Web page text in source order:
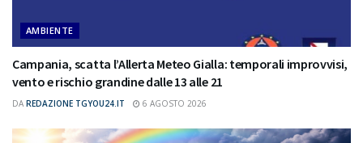
AMBIENTE
Campania, scatta l’Allerta Meteo Gialla: temporali improvvisi,
vento e rischio grandine dalle 13 alle 21
DA REDAZIONE TGYOU24.IT 6 AGOSTO 2026